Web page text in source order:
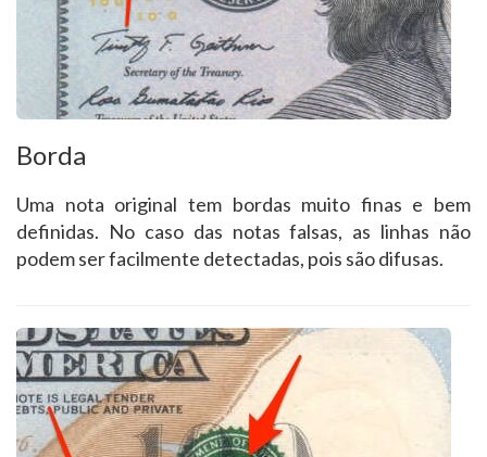
Borda
Uma nota original tem bordas muito finas e bem
definidas. No caso das notas falsas, as linhas não
podem ser facilmente detectadas, pois são difusas.